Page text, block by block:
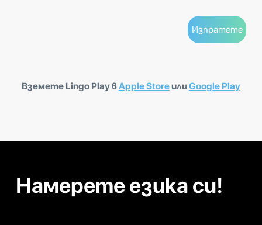
Вземете Lingo Play вApple StoreилиGoogle Play
Намерете езика си!